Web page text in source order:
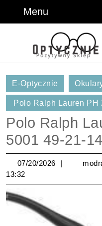
Menu
E-Optycznie
Polo Ralph Lauren PH
Polo Ralph
5001 49-21-
07/20/2026 07/20/
13:32